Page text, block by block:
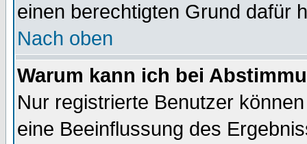
einen berechtigten Grund dafür
Nach oben
Warum kann ich bei
Nur registrierte Benutzer
eine Beeinflussung des